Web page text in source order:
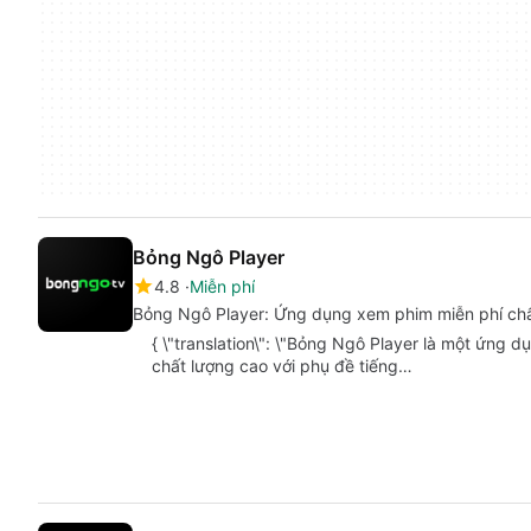
Bỏng Ngô Player
4.8 Miễn phí
Bỏng Ngô Player: Ứng dụng xem phim miễn phí
{ \"translation\": \"Bỏng Ngô Player là một ứng
chất lượng cao với phụ đề tiếng…